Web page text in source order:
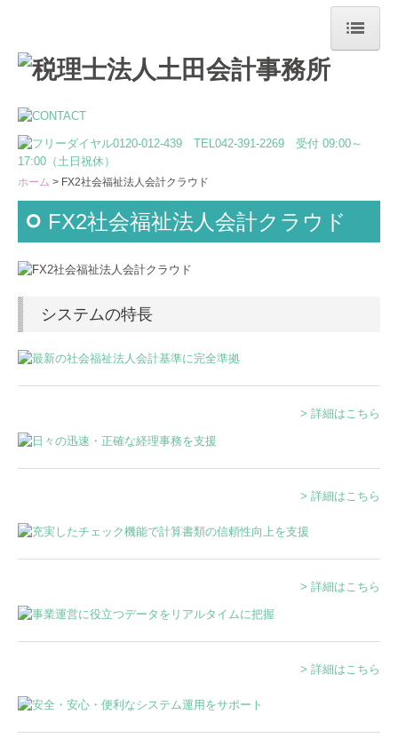
ホーム
最新情報
事務所案内
ご挨拶
事務所概要
スタッフ紹介
資産防衛
当事務所の実績紹介
ホーム FX2社会福祉法人会計クラウド
FX2社会福祉法人会計クラウド
システムの特長
> 詳細はこちら
> 詳細はこちら
> 詳細はこちら
> 詳細はこちら